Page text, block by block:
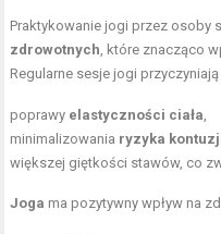
Praktykowanie jogi przez osoby
zdrowotnych , które znacząco
Regularne sesje jogi
poprawy elastyczności ciała
minimalizowania ryzyka
większej giętkości stawów, co
Joga ma pozytywny wpływ na